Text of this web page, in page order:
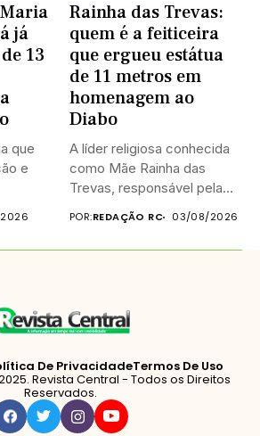
já
13
que
e
Rainha das Trevas:
quem é a feiticeira
que ergueu estátua
de 11 metros em
homenagem ao
Diabo
A líder religiosa conhecida
como Mãe Rainha das
Trevas, responsável pela
construção...
POR:REDAÇÃO RC 03/08/2026
De PrivacidadeTermos De Uso
Revista Central - Todos os Direitos
Reservados.